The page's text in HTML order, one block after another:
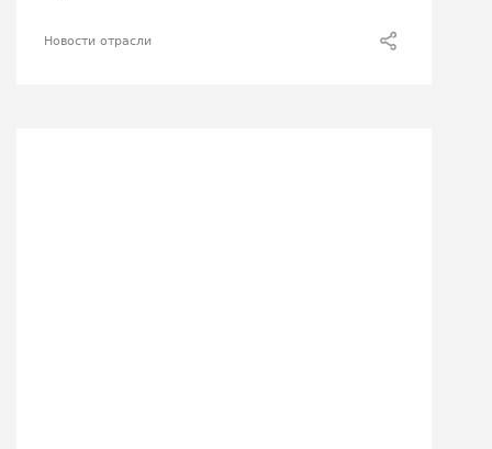
Новости отрасли